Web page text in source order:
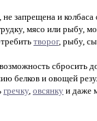
, не запрещена и
мясо или рыбу,
творог, рыбу,
сбросить
белков и овощей
гречку, овсянку и даже